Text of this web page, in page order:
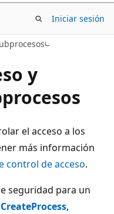
Iniciar sesión
y
el acceso a los
más información
control de acceso.
seguridad para un
CreateProcess,